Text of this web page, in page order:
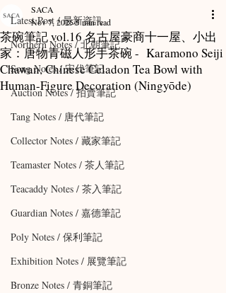
Latest Post / 最新資訊
Northern Notes / 北朝筆記
Song Notes / 宋代筆記
Auction Notes / 拍賣筆記
Tang Notes / 唐代筆記
Collector Notes / 藏家筆記
Teamaster Notes / 茶人筆記
Teacaddy Notes / 茶入筆記
Guardian Notes / 嘉德筆記
Poly Notes / 保利筆記
Exhibition Notes / 展覽筆記
Bronze Notes / 青銅筆記
茶碗筆記 vol.16 名古屋豪商十一屋、小出
家：唐物青磁人形手茶碗 - Karamono Seiji
Chawan, Chinese Celadon Tea Bowl with
Human-Figure Decoration (Ningyōde)
SACA
Nov 7, 20255 min read